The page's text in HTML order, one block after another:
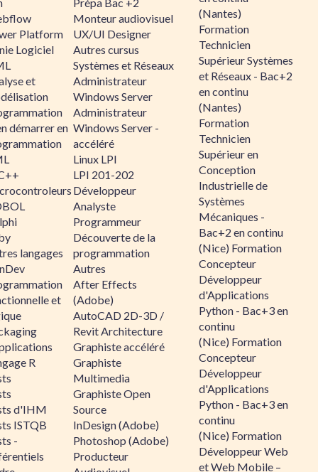
Platform
Logiciel
et
démarrer en
langages
et
R
d'IHM
ISTQB
-
Monteur audiovisuel
UX/UI Designer
Autres cursus
Systèmes et Réseaux
Administrateur
Windows Server
Administrateur
Windows Server -
accéléré
Linux LPI
LPI 201-202
Développeur
Analyste
Programmeur
Découverte de la
programmation
Autres
After Effects
(Adobe)
AutoCAD 2D-3D /
Revit Architecture
Graphiste accéléré
Graphiste
Multimedia
Graphiste Open
Source
InDesign (Adobe)
Photoshop (Adobe)
Producteur
(Nantes)
Formation
Technicien
Supérieur Systèmes
et Réseaux - Bac+2
en continu
(Nantes)
Formation
Technicien
Supérieur en
Conception
Industrielle de
Systèmes
Mécaniques -
Bac+2 en continu
(Nice) Formation
Concepteur
Développeur
d'Applications
Python - Bac+3 en
continu
(Nice) Formation
Concepteur
Développeur
d'Applications
Python - Bac+3 en
continu
(Nice) Formation
Développeur Web
et Web Mobile –